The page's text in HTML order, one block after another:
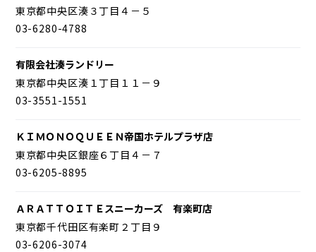
東京都中央区湊３丁目４－５
03-6280-4788
有限会社湊ランドリー
東京都中央区湊１丁目１１－９
03-3551-1551
ＫＩＭＯＮＯＱＵＥＥＮ帝国ホテルプラザ店
東京都中央区銀座６丁目４－７
03-6205-8895
ＡＲＡＴＴＯＩＴＥスニーカーズ 有楽町店
東京都千代田区有楽町２丁目９
03-6206-3074